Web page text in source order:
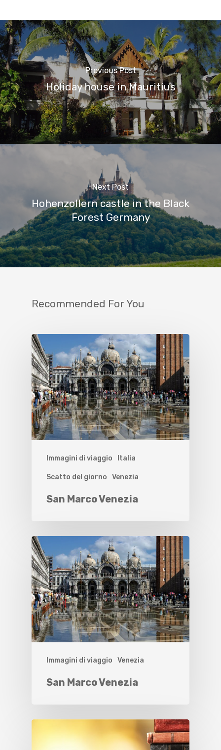
Previous Post
Holiday house in Mauritius
Next Post
Hohenzollern castle in the Black
Forest Germany
Recommended For You
Immagini di viaggio Italia
Scatto del giorno Venezia
San Marco Venezia
Immagini di viaggio Venezia
San Marco Venezia